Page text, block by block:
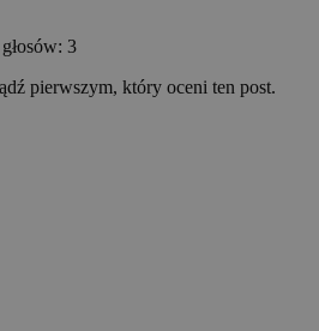
3
pierwszym, który oceni ten post.